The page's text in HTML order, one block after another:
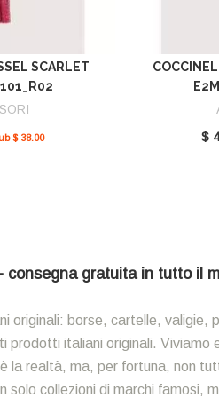
SCARLET
$ 38.00
$
consegna gratuita in tutto il
originali: borse, cartelle,
italiani originali. Viviamo
la realtà, ma, per fortuna, non
collezioni di marchi famosi,